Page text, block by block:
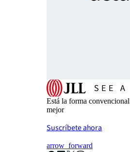
Está la forma
mejor
Suscríbete ahora
arrow_forward